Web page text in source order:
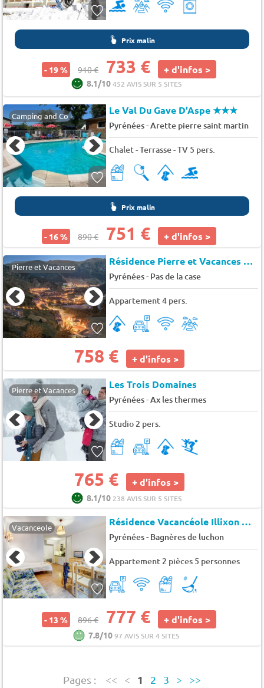
Prix malin
- 19 % 910 € 733 € + d'infos >
8.1/10452 AVIS SUR 5 SITES
Camping and Co Le Val Du Gave D'Aspe★★★
Pyrénées-Arette pierre saint martin
Chalet - Terrasse - TV 5 pers.
Prix malin
- 16 % 890 € 751 € + d'infos >
Pierre et Vacances Résidence Pierre et Vacances Andorra Peretol Sunari Soldeu
Pyrénées- Pas de la case
Appartement 4 pers.
758 € + d'infos >
Pierre et Vacances Les Trois Domaines
Pyrénées-Ax les thermes
Studio 2 pers.
765 € + d'infos >
8.1/10 238 AVIS SUR 5 SITES
Vacanceole Résidence Vacancéole Illixon
Pyrénées- Bagnères de luchon
Appartement 2 pièces 5 personnes
- 13 % 896 € 777 € + d'infos >
7.8/1097 AVIS SUR 4 SITES
Pages : << < 1 2 3 > >>